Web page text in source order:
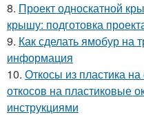
8. Проект односкатной
крышу: подготовка
9. Как сделать ямобур на
информация
10. Откосы из пластика
откосов на пластиковые
инструкциями